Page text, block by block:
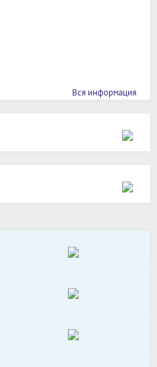
Вся информация